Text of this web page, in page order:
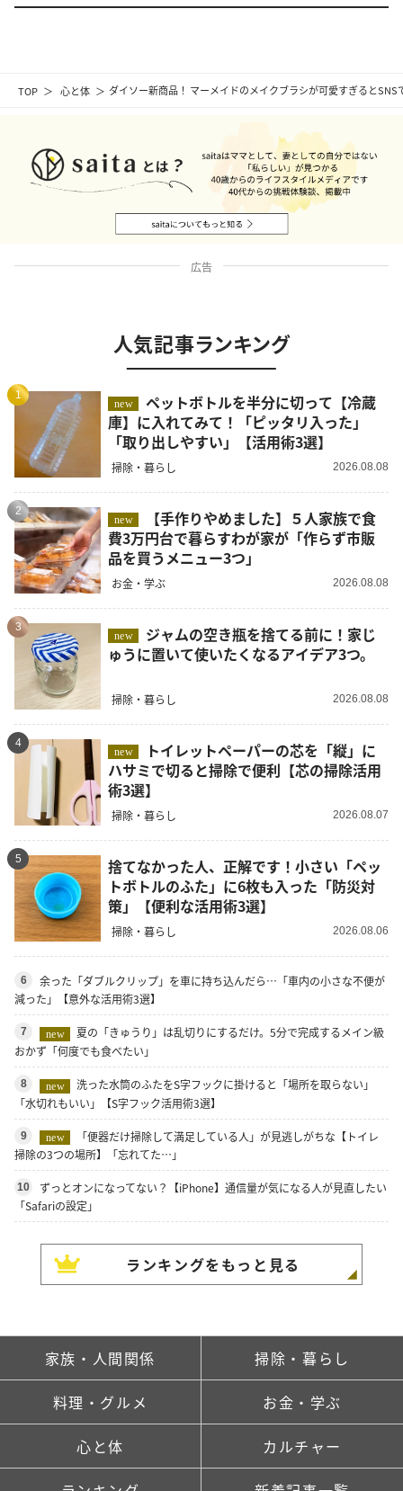
TOP 心と体 ダイソー新商品！ マーメイドのメイクブラシが可愛すぎると
広告
人気記事ランキング
1
new
ペットボトルを半分に切って【冷蔵
庫】に入れてみて！「ピッタリ入った」
「取り出しやすい」【活用術3選】
掃除・暮らし 2026.08.08
2
new
費3万円台で暮らすわが家が「作らず市販
品を買うメニュー3つ」
お金・学ぶ 2026.08.08
3
new
ゅうに置いて使いたくなるアイデア3つ。
掃除・暮らし 2026.08.08
4
new
ハサミで切ると掃除で便利【芯の掃除活用
術3選】
掃除・暮らし 2026.08.07
5
捨てなかった人、正解です！小さい「ペッ
トボトルのふた」に6枚も入った「防災対
策」【便利な活用術3選】
掃除・暮らし 2026.08.06
6
余った「ダブルクリップ」を車に持ち込んだら…「車内の小さな不便が
減った」【意外な活用術3選】
7 new
夏の「きゅうり」は乱切りにするだけ。5分で完成するメイン級
おかず「何度でも食べたい」
8 new
洗った水筒のふたをS字フックに掛けると「場所を取らない」
「水切れもいい」【S字フック活用術3選】
9 new
「便器だけ掃除して満足している人」が見逃しがちな【トイレ
掃除の3つの場所】「忘れてた…」
10
ずっとオンになってない？【iPhone】通信量が気になる人が見直したい
「Safariの設定」
ランキングをもっと見る
家族・人間関係 掃除・暮らし
料理・グルメ お金・学ぶ
心と体 カルチャー